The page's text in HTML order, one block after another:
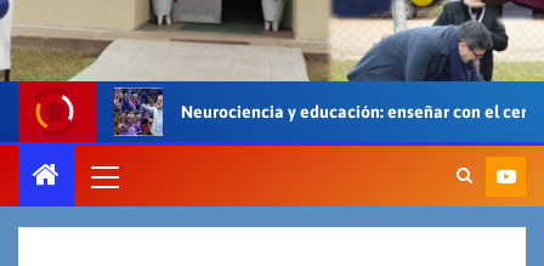
Neurociencia y educación: enseñar con el cerebro, el cuerpo y el